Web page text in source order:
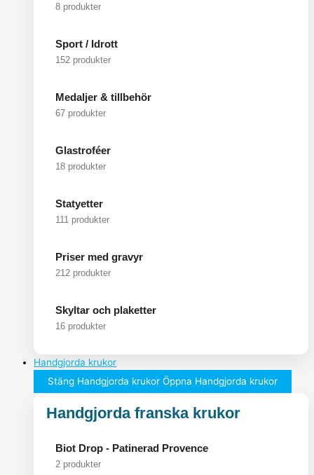
8 produkter
Sport / Idrott
152 produkter
Medaljer & tillbehör
67 produkter
Glastroféer
18 produkter
Statyetter
111 produkter
Priser med gravyr
212 produkter
Skyltar och plaketter
16 produkter
Handgjorda krukor
Stäng Handgjorda krukor Öppna Handgjorda krukor
Handgjorda franska krukor
Biot Drop - Patinerad Provence
2 produkter